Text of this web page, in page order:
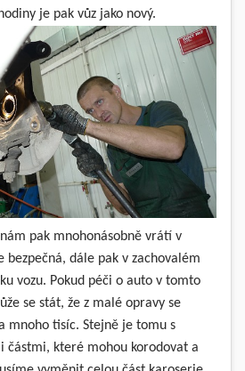
je pak vůz jako nový.
pak mnohonásobně vrátí v
bezpečná, dále pak v zachovalém
vozu. Pokud péči o auto v tomto
se stát, že z malé opravy se
mnoho tisíc. Stejně je tomu s
částmi, které mohou korodovat a